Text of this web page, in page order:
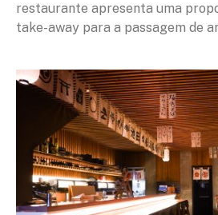
restaurante apresenta uma
take-away para a passagem de